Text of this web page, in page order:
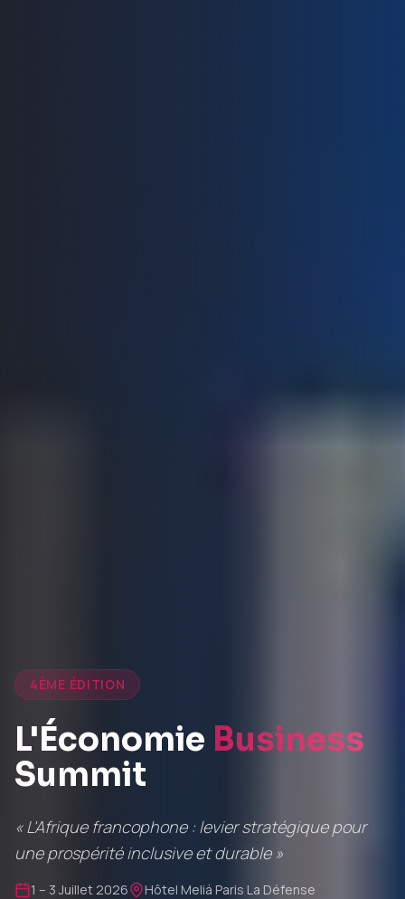
4ÈME ÉDITION
L'Économie Business
Summit
« L'Afrique francophone : levier stratégique pour
une prospérité inclusive et durable »
1 – 3 Juillet 2026 Hôtel Meliá Paris La Défense